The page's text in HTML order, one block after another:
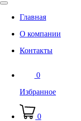
Главная
О компании
Контакты
0
Избранное
0